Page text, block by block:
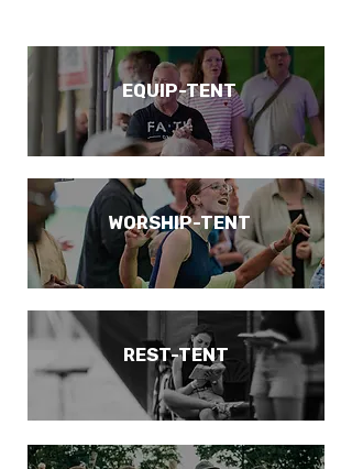
EQUIP-TENT
WORSHIP-TENT
REST-TENT